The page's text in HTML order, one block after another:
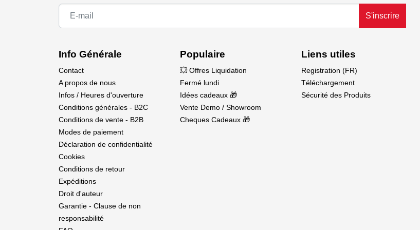
Moteur : turbine de classe 100 N (non fournie)
Centre de gravité : 172 mm derrière le bord d'attaque au niveau du fuselage
Équipement radio : 10 canaux minimum requis
Volets : Oui
Éclairage : feux de navigation et d'atterrissage à LED
Niveau de compétence : Niveau 4 (Avancé)
Niveau de finition : ARF (presque prêt à voler) - AVEC TRAIN RÉTRACTABLE
Contenu de la boîte
Hangar 9® Viper 100N Turbine Jet ARF
Train d'atterrissage électrique
Manuel du produit
Réservoir de carburant
Tuyau d'échappement en acier inoxydable à double paroi
Kit de visserie complet
S'inscrire
Info Générale
Contact
A propos de nous
Infos / Heures d'ouverture
Conditions générales - B2C
Conditions de vente - B2B
Modes de paiement
Déclaration de confidentialité
Cookies
Conditions de retour
Expéditions
Droit d'auteur
Garantie - Clause de non
responsabilité
Populaire
💥 Offres Liquidation
Fermé lundi
Idées cadeaux 🎁
Vente Demo / Showroom
Cheques Cadeaux 🎁
Liens utiles
Registration (FR)
Téléchargement
Sécurité des Produits